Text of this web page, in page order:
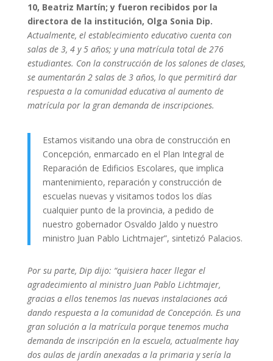
10, Beatriz Martín; y fueron recibidos por la
directora de la institución, Olga Sonia Dip.
Actualmente, el establecimiento educativo cuenta con
salas de 3, 4 y 5 años; y una matrícula total de 276
estudiantes. Con la construcción de los salones de clases,
se aumentarán 2 salas de 3 años, lo que permitirá dar
respuesta a la comunidad educativa al aumento de
matrícula por la gran demanda de inscripciones.
Estamos visitando una obra de construcción en
Concepción, enmarcado en el Plan Integral de
Reparación de Edificios Escolares, que implica
mantenimiento, reparación y construcción de
escuelas nuevas y visitamos todos los días
cualquier punto de la provincia, a pedido de
nuestro gobernador Osvaldo Jaldo y nuestro
ministro Juan Pablo Lichtmajer”, sintetizó Palacios.
Por su parte, Dip dijo: “quisiera hacer llegar el
agradecimiento al ministro Juan Pablo Lichtmajer,
gracias a ellos tenemos las nuevas instalaciones acá
dando respuesta a la comunidad de Concepción. Es una
gran solución a la matrícula porque tenemos mucha
demanda de inscripción en la escuela, actualmente hay
dos aulas de jardín anexadas a la primaria y sería la